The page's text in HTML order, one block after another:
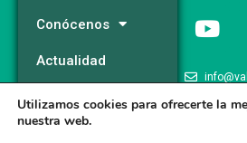
Conócenos
Actualidad
Programa
+34
Utilizamos cookies para ofrecerte la
nuestra web.